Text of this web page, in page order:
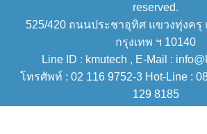
reserved.
525/420 ถนนประชาอุทิศ แขวงทุ่งครุ
กรุงเทพ ฯ 10140
Line ID : kmutech , E-Mail :
โทรศัพท์ : 02 116 9752-3 Hot-Line :
129 8185